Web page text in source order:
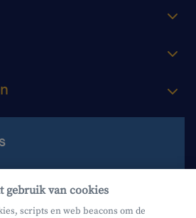
gebruik van cookies
scripts en web beacons om de